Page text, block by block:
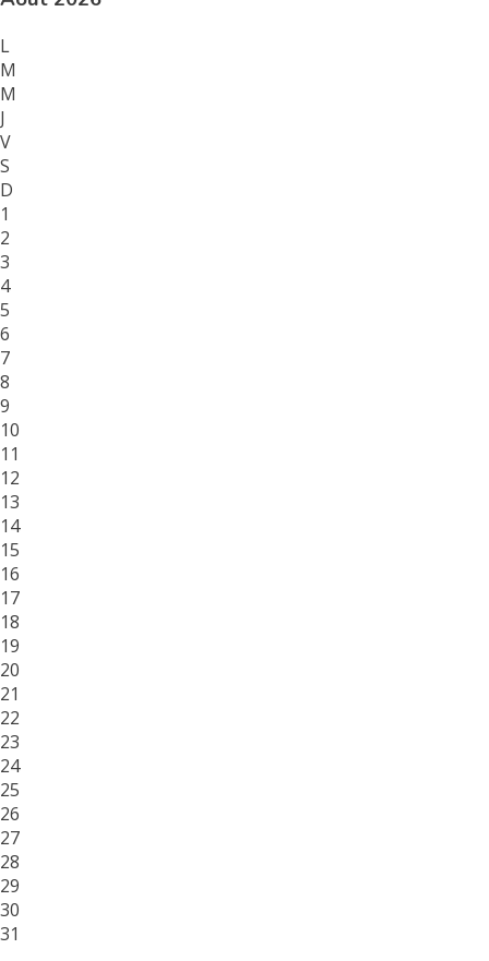
L
M
M
J
V
S
D
1
2
3
4
5
6
7
8
9
10
11
12
13
14
15
16
17
18
19
20
21
22
23
24
25
26
27
28
29
30
31